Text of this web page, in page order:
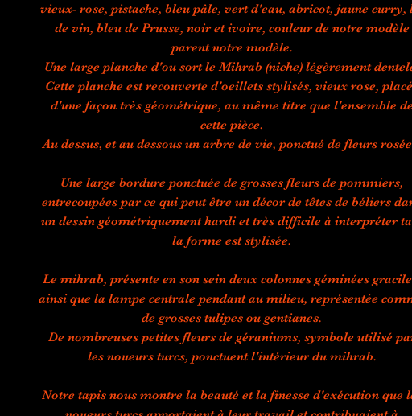
vieux- rose, pistache, bleu pâle, vert d'eau, abricot, jaune curry,
de vin, bleu de Prusse, noir et ivoire, couleur de notre modèle
parent notre modèle.
Une large planche d'ou sort le Mihrab (niche) légèrement
Cette planche est recouverte d'oeillets stylisés, vieux rose,
d'une façon très géométrique, au même titre que l'ensemble
cette pièce.
Au dessus, et au dessous un arbre de vie, ponctué de fleurs
Une large bordure ponctuée de grosses fleurs de pommiers,
entrecoupées par ce qui peut être un décor de têtes de béliers
un dessin géométriquement hardi et très difficile à interpréter
la forme est stylisée.
Le mihrab, présente en son sein deux colonnes géminées
ainsi que la lampe centrale pendant au milieu, représentée
de grosses tulipes ou gentianes.
De nombreuses petites fleurs de géraniums, symbole utilisé
les noueurs turcs, ponctuent l'intérieur du mihrab.
Notre tapis nous montre la beauté et la finesse d'exécution que